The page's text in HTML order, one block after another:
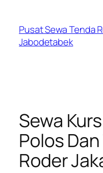
content
Pusat Sewa Tenda
Jabodetabek
Sewa
Polos
Roder